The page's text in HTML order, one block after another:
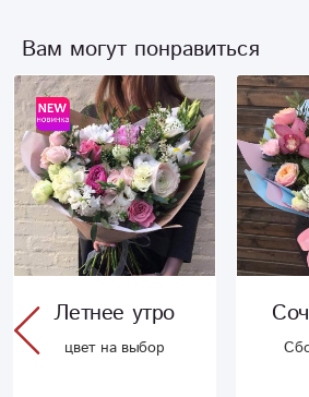
Вам могут понравиться
Летнее утро
цвет на выбор